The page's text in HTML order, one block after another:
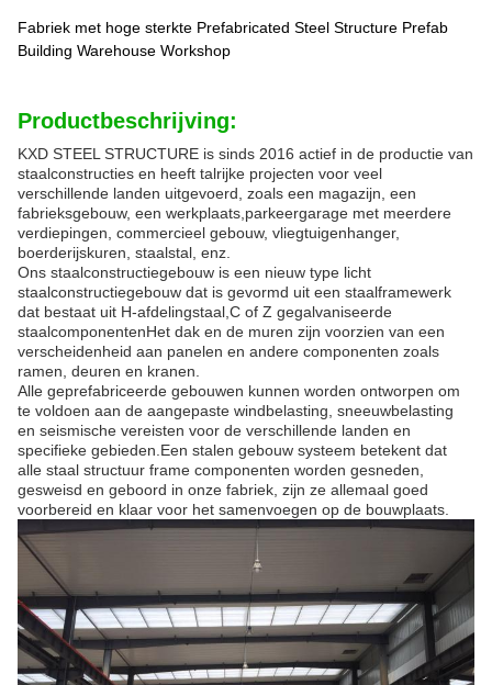
Fabriek met hoge sterkte Prefabricated Steel Structure Prefab
Building Warehouse Workshop
Productbeschrijving:
KXD STEEL STRUCTURE is sinds 2016 actief in de productie van
staalconstructies en heeft talrijke projecten voor veel
verschillende landen uitgevoerd, zoals een magazijn, een
fabrieksgebouw, een werkplaats,parkeergarage met meerdere
verdiepingen, commercieel gebouw, vliegtuigenhanger,
boerderijskuren, staalstal, enz.
Ons staalconstructiegebouw is een nieuw type licht
staalconstructiegebouw dat is gevormd uit een staalframewerk
dat bestaat uit H-afdelingstaal,C of Z gegalvaniseerde
staalcomponentenHet dak en de muren zijn voorzien van een
verscheidenheid aan panelen en andere componenten zoals
ramen, deuren en kranen.
Alle geprefabriceerde gebouwen kunnen worden ontworpen om
te voldoen aan de aangepaste windbelasting, sneeuwbelasting
en seismische vereisten voor de verschillende landen en
specifieke gebieden.Een stalen gebouw systeem betekent dat
alle staal structuur frame componenten worden gesneden,
gesweisd en geboord in onze fabriek, zijn ze allemaal goed
voorbereid en klaar voor het samenvoegen op de bouwplaats.